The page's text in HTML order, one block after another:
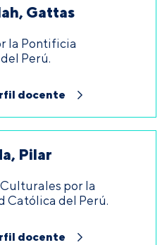
Gattas
la Pontificia
Perú.
docente
Pilar
por la
Católica del Perú.
docente